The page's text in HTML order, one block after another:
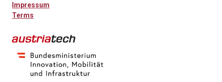
Impressum
Terms